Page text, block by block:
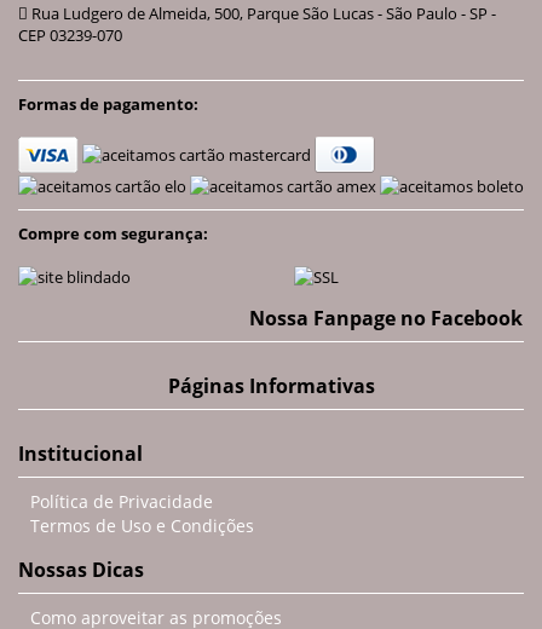
Rua Ludgero de Almeida, 500, Parque São Lucas - São Paulo - SP -
CEP 03239-070
Formas de pagamento:
Compre com segurança:
Nossa Fanpage no Facebook
Páginas Informativas
Institucional
Política de Privacidade
Termos de Uso e Condições
Nossas Dicas
Como aproveitar as promoções